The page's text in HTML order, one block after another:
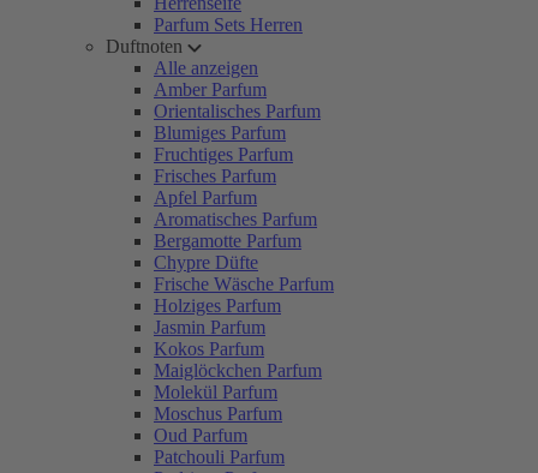
Parfum Sets Herren
Duftnoten
Alle anzeigen
Amber Parfum
Orientalisches Parfum
Blumiges Parfum
Fruchtiges Parfum
Frisches Parfum
Apfel Parfum
Aromatisches Parfum
Bergamotte Parfum
Chypre Düfte
Frische Wäsche Parfum
Holziges Parfum
Jasmin Parfum
Kokos Parfum
Maiglöckchen Parfum
Molekül Parfum
Moschus Parfum
Oud Parfum
Patchouli Parfum